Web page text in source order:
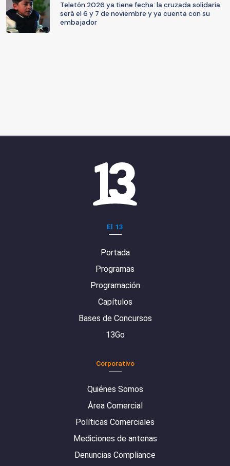
Teletón 2026 ya tiene fecha: la cruzada solidaria
será el 6 y 7 de noviembre y ya cuenta con su
embajador
El 13
Portada
Programas
Programación
Capítulos
Bases de Concursos
13Go
Corporativo
Quiénes Somos
Área Comercial
Políticas Comerciales
Mediciones de antenas
Denuncias Compliance